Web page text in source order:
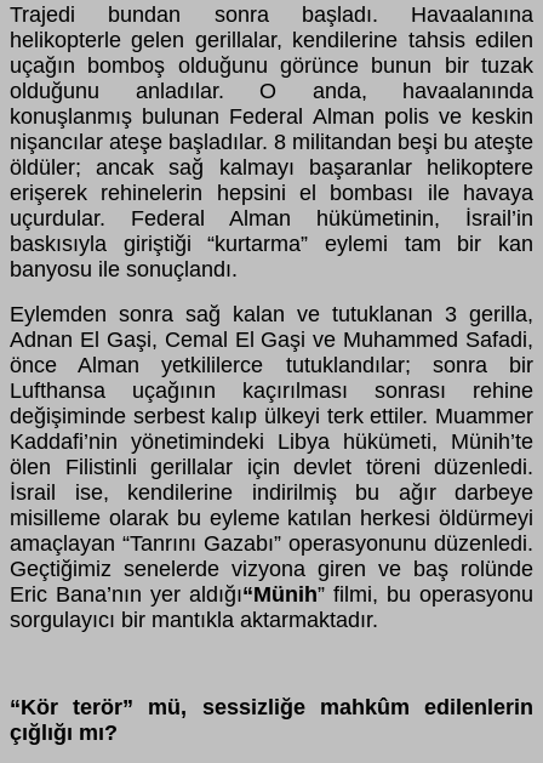
Trajedi bundan sonra başladı. Havaalanına
helikopterle gelen gerillalar, kendilerine tahsis edilen
uçağın bomboş olduğunu görünce bunun bir tuzak
olduğunu anladılar. O anda, havaalanında
konuşlanmış bulunan Federal Alman polis ve keskin
nişancılar ateşe başladılar. 8 militandan beşi bu ateşte
öldüler; ancak sağ kalmayı başaranlar helikoptere
erişerek rehinelerin hepsini el bombası ile havaya
uçurdular. Federal Alman hükümetinin, İsrail’in
baskısıyla giriştiği “kurtarma” eylemi tam bir kan
banyosu ile sonuçlandı.
Eylemden sonra sağ kalan ve tutuklanan 3 gerilla,
Adnan El Gaşi, Cemal El Gaşi ve Muhammed Safadi,
önce Alman yetkililerce tutuklandılar; sonra bir
Lufthansa uçağının kaçırılması sonrası rehine
değişiminde serbest kalıp ülkeyi terk ettiler. Muammer
Kaddafi’nin yönetimindeki Libya hükümeti, Münih’te
ölen Filistinli gerillalar için devlet töreni düzenledi.
İsrail ise, kendilerine indirilmiş bu ağır darbeye
misilleme olarak bu eyleme katılan herkesi öldürmeyi
amaçlayan “Tanrını Gazabı” operasyonunu düzenledi.
Geçtiğimiz senelerde vizyona giren ve baş rolünde
Eric Bana’nın yer aldığı“Münih” filmi, bu operasyonu
sorgulayıcı bir mantıkla aktarmaktadır.
“Kör terör” mü, sessizliğe mahkûm edilenlerin
çığlığı mı?